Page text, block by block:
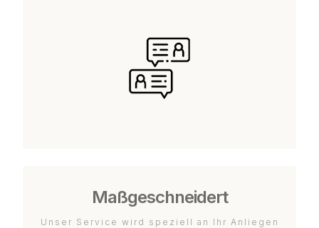
Maßgeschneidert
Unser Service wird speziell an Ihr Anliegen